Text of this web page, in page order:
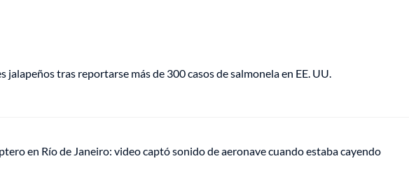
jalapeños tras reportarse más de 300 casos de salmonela en EE. UU.
en Río de Janeiro: video captó sonido de aeronave cuando estaba cayendo